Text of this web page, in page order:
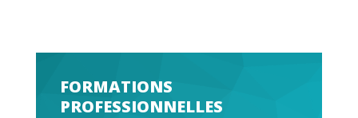
FORMATIONS
PROFESSIONNELLES